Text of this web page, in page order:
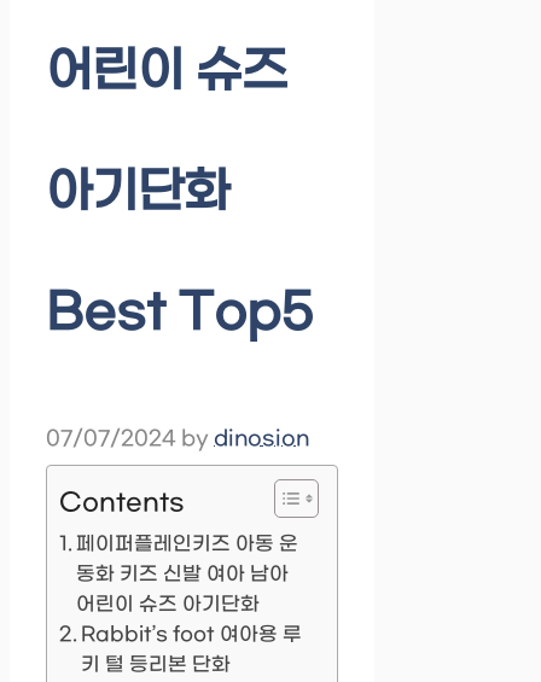
어린이 슈즈
아기단화
Best Top5
07/07/2024 by dinosion
Contents
페이퍼플레인키즈 아동 운
동화 키즈 신발 여아 남아
어린이 슈즈 아기단화
Rabbit’s foot 여아용 루
키 털 등리본 단화